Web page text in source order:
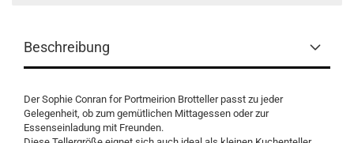
Beschreibung
Der Sophie Conran for Portmeirion Brotteller passt zu jeder
Gelegenheit, ob zum gemütlichen Mittagessen oder zur
Essenseinladung mit Freunden.